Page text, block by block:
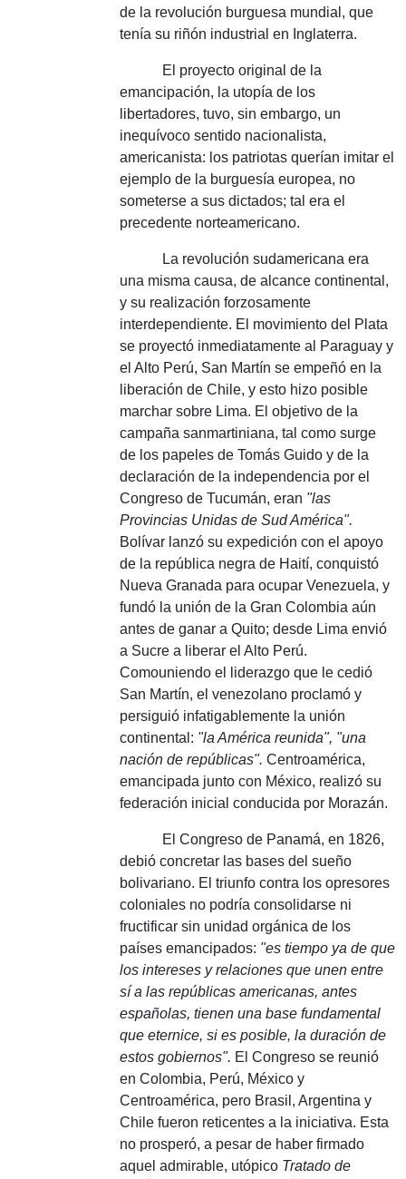
de la revolución burguesa mundial, que
tenía su riñón industrial en Inglaterra.
El proyecto original de la
emancipación, la utopía de los
libertadores, tuvo, sin embargo, un
inequívoco sentido nacionalista,
americanista: los patriotas querían imitar el
ejemplo de la burguesía europea, no
someterse a sus dictados; tal era el
precedente norteamericano.
La revolución sudamericana era
una misma causa, de alcance continental,
y su realización forzosamente
interdependiente. El movimiento del Plata
se proyectó inmediatamente al Paraguay y
el Alto Perú, San Martín se empeñó en la
liberación de Chile, y esto hizo posible
marchar sobre Lima. El objetivo de la
campaña sanmartiniana, tal como surge
de los papeles de Tomás Guido y de la
declaración de la independencia por el
Congreso de Tucumán, eran "las
Provincias Unidas de Sud América".
Bolívar lanzó su expedición con el apoyo
de la república negra de Haití, conquistó
Nueva Granada para ocupar Venezuela, y
fundó la unión de la Gran Colombia aún
antes de ganar a Quito; desde Lima envió
a Sucre a liberar el Alto Perú.
Comouniendo el liderazgo que le cedió
San Martín, el venezolano proclamó y
persiguió infatigablemente la unión
continental: "la América reunida", "una
nación de repúblicas". Centroamérica,
emancipada junto con México, realizó su
federación inicial conducida por Morazán.
El Congreso de Panamá, en 1826,
debió concretar las bases del sueño
bolivariano. El triunfo contra los opresores
coloniales no podría consolidarse ni
fructificar sin unidad orgánica de los
países emancipados: "es tiempo ya de que
los intereses y relaciones que unen entre
sí a las repúblicas americanas, antes
españolas, tienen una base fundamental
que eternice, si es posible, la duración de
estos gobiernos". El Congreso se reunió
en Colombia, Perú, México y
Centroamérica, pero Brasil, Argentina y
Chile fueron reticentes a la iniciativa. Esta
no prosperó, a pesar de haber firmado
aquel admirable, utópico Tratado de